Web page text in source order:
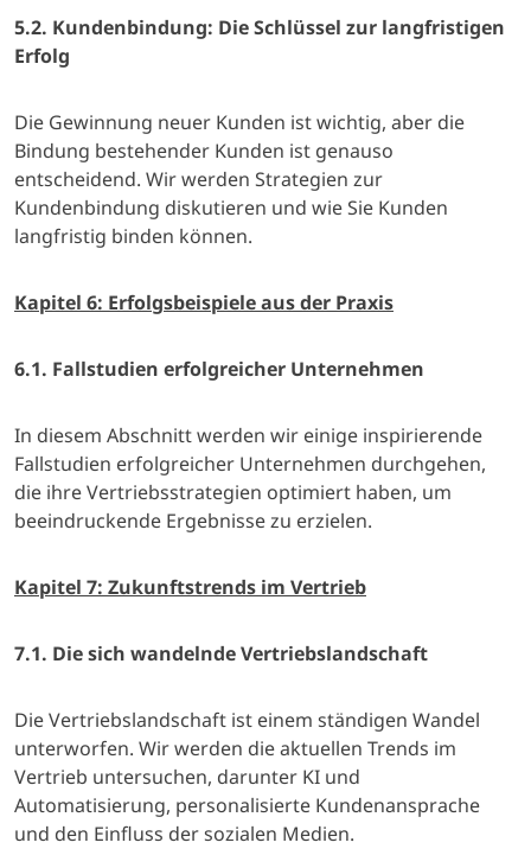
5.2. Kundenbindung: Die Schlüssel zur langfristigen
Erfolg
Die Gewinnung neuer Kunden ist wichtig, aber die
Bindung bestehender Kunden ist genauso
entscheidend. Wir werden Strategien zur
Kundenbindung diskutieren und wie Sie Kunden
langfristig binden können.
Kapitel 6: Erfolgsbeispiele aus der Praxis
6.1. Fallstudien erfolgreicher Unternehmen
In diesem Abschnitt werden wir einige inspirierende
Fallstudien erfolgreicher Unternehmen durchgehen,
die ihre Vertriebsstrategien optimiert haben, um
beeindruckende Ergebnisse zu erzielen.
Kapitel 7: Zukunftstrends im Vertrieb
7.1. Die sich wandelnde Vertriebslandschaft
Die Vertriebslandschaft ist einem ständigen Wandel
unterworfen. Wir werden die aktuellen Trends im
Vertrieb untersuchen, darunter KI und
Automatisierung, personalisierte Kundenansprache
und den Einfluss der sozialen Medien.